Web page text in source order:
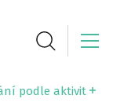
podle aktivit